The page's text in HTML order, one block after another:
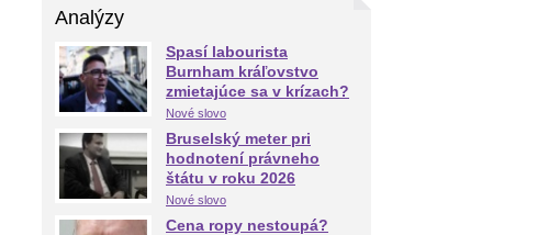
Analýzy
Spasí labourista
Burnham kráľovstvo
zmietajúce sa v krízach?
Nové slovo
Bruselský meter pri
hodnotení právneho
štátu v roku 2026
Nové slovo
Cena ropy nestoupá?